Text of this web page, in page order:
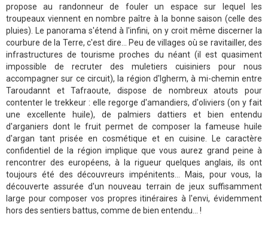
propose au randonneur de fouler un espace sur lequel les
troupeaux viennent en nombre paître à la bonne saison (celle des
pluies). Le panorama s'étend à l'infini, on y croit même discerner la
courbure de la Terre, c'est dire... Peu de villages où se ravitailler, des
infrastructures de tourisme proches du néant (il est quasiment
impossible de recruter des muletiers cuisiniers pour nous
accompagner sur ce circuit), la région d'Igherm, à mi-chemin entre
Taroudannt et Tafraoute, dispose de nombreux atouts pour
contenter le trekkeur : elle regorge d'amandiers, d'oliviers (on y fait
une excellente huile), de palmiers dattiers et bien entendu
d'arganiers dont le fruit permet de composer la fameuse huile
d'argan tant prisée en cosmétique et en cuisine. Le caractère
confidentiel de la région implique que vous aurez grand peine à
rencontrer des européens, à la rigueur quelques anglais, ils ont
toujours été des découvreurs impénitents... Mais, pour vous, la
découverte assurée d'un nouveau terrain de jeux suffisamment
large pour composer vos propres itinéraires à l'envi, évidemment
hors des sentiers battus, comme de bien entendu... !